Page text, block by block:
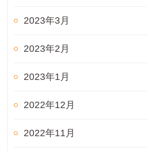
2023年3月
2023年2月
2023年1月
2022年12月
2022年11月